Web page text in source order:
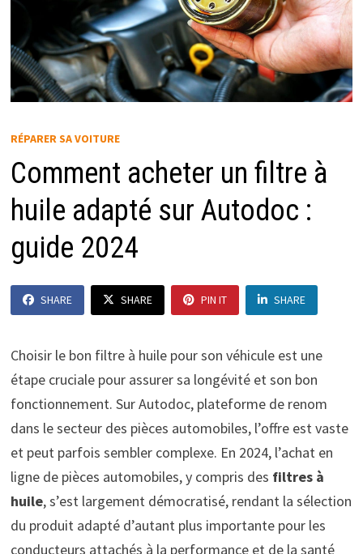
RÉPARER SA VOITURE
Comment acheter un filtre à
huile adapté sur Autodoc :
guide 2024
SHARE SHARE PIN IT SHARE
Choisir le bon filtre à huile pour son véhicule est une
étape cruciale pour assurer sa longévité et son bon
fonctionnement. Sur Autodoc, plateforme de renom
dans le secteur des pièces automobiles, l’offre est vaste
et peut parfois sembler complexe. En 2024, l’achat en
ligne de pièces automobiles, y compris des filtres à
huile, s’est largement démocratisé, rendant la sélection
du produit adapté d’autant plus importante pour les
conducteurs attachés à la performance et de la santé